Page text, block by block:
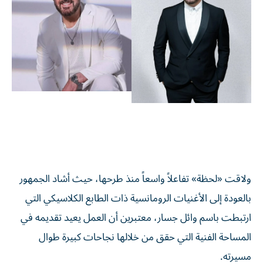
ولاقت «لحظة» تفاعلاً واسعاً منذ طرحها، حيث أشاد الجمهور
بالعودة إلى الأغنيات الرومانسية ذات الطابع الكلاسيكي التي
ارتبطت باسم وائل جسار، معتبرين أن العمل يعيد تقديمه في
المساحة الفنية التي حقق من خلالها نجاحات كبيرة طوال
مسيرته.